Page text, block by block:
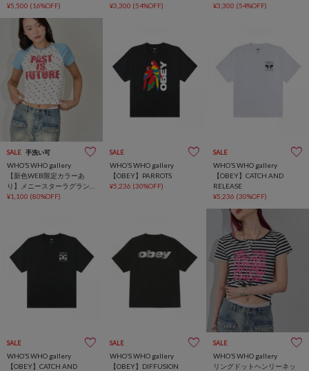
¥5,500 (16%OFF)
¥3,300 (54%OFF)
¥3,300 (54%OFF)
SALE 手洗い可
WHO’S WHO gallery
【新色WEB限定カラーあ
り】メニースターラグラン
チビT
¥1,100 (80%OFF)
SALE
WHO’S WHO gallery
【OBEY】PARROTS
¥5,236 (30%OFF)
SALE
WHO’S WHO gallery
【OBEY】CATCH AND
RELEASE
¥5,236 (30%OFF)
SALE
WHO’S WHO gallery
【OBEY】CATCH AND
SALE
WHO’S WHO gallery
【OBEY】DIFFUSION
SALE
WHO’S WHO gallery
リングドットヘンリーネッ